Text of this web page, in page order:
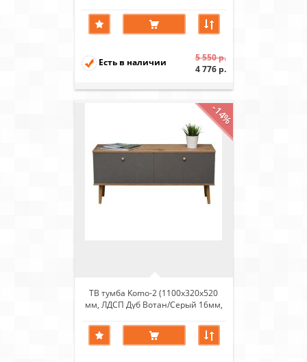
Есть в наличии
5 550 р.
4 776 р.
-14%
ТВ тумба Komo-2 (1100х320х520
мм, ЛДСП Дуб Вотан/Серый 16мм,